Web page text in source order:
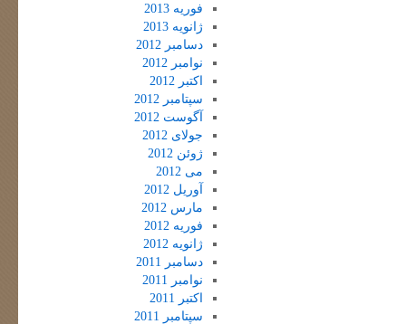
فوریه 2013
ژانویه 2013
دسامبر 2012
نوامبر 2012
اکتبر 2012
سپتامبر 2012
آگوست 2012
جولای 2012
ژوئن 2012
می 2012
آوریل 2012
مارس 2012
فوریه 2012
ژانویه 2012
دسامبر 2011
نوامبر 2011
اکتبر 2011
سپتامبر 2011